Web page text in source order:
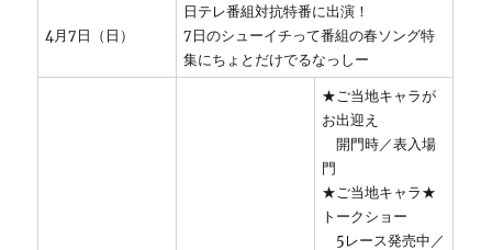
4月7日（日）
日テレ番組対抗特番に出演！
7日のシューイチって番組の春ソング特
集にちょとだけでるなっしー
★ご当地キャラが
お出迎え
開門時／表入場
門
★ご当地キャラ★
トークショー
5レース発売中／